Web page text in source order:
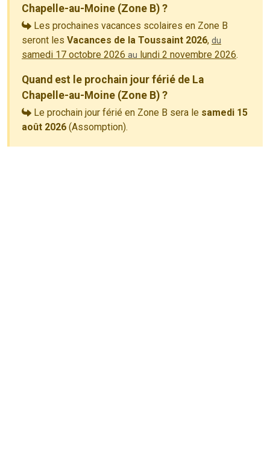
Chapelle-au-Moine (Zone B) ?
Les prochaines vacances scolaires en Zone B
seront les Vacances de la Toussaint 2026, du
samedi 17 octobre 2026 au lundi 2 novembre 2026.
Quand est le prochain jour férié de La
Chapelle-au-Moine (Zone B) ?
Le prochain jour férié en Zone B sera le samedi 15
août 2026 (Assomption).